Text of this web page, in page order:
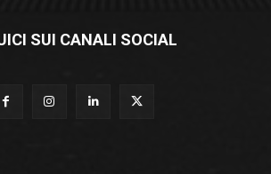
SUI CANALI SOCIAL